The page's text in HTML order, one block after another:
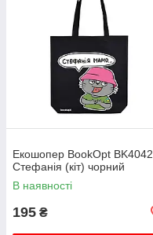
Екошопер BookOpt BK4042
Стефанія (кіт) чорний
В наявності
195 ₴